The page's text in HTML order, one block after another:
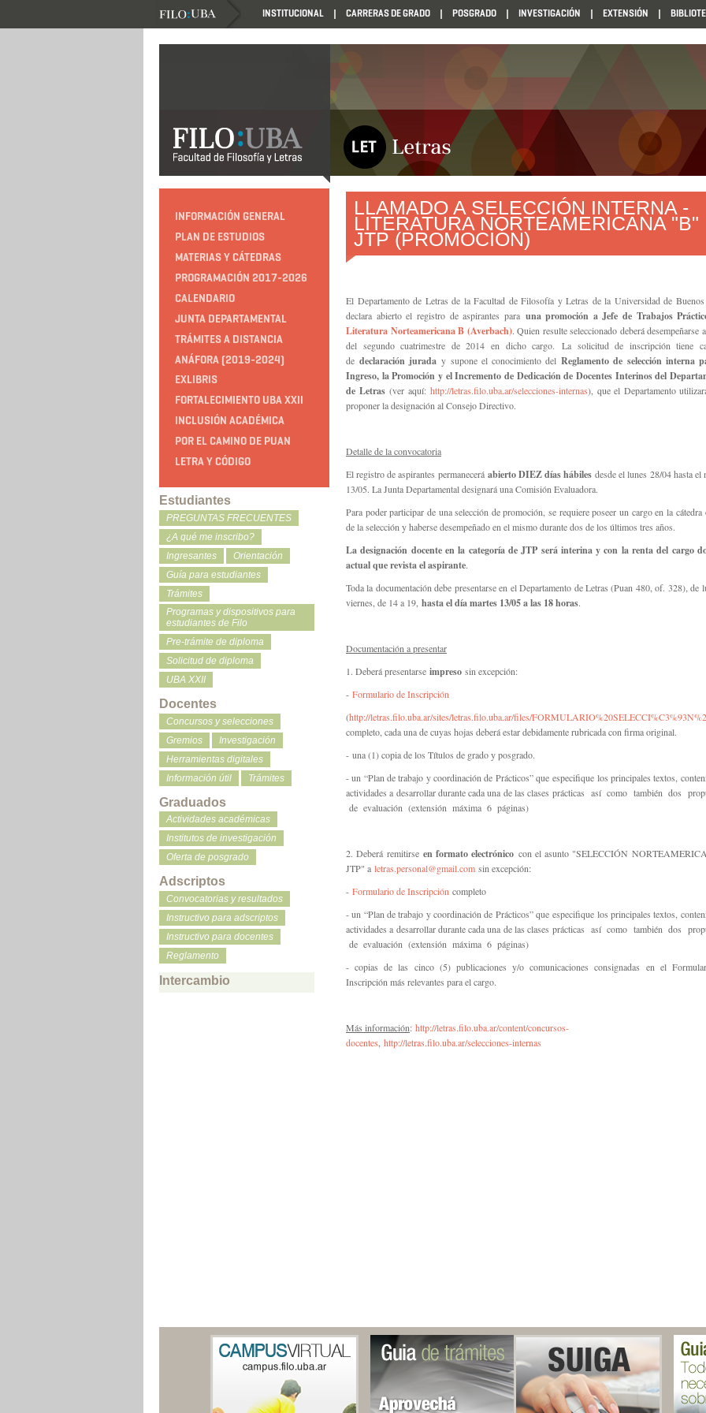
INSTITUCIONAL CARRERAS DE GRADO POSGRADO INVESTIGACIÓN EXTENSIÓN
INFORMACIÓN GENERAL
PLAN DE ESTUDIOS
MATERIAS Y CÁTEDRAS
PROGRAMACIÓN 2017-2026
CALENDARIO
JUNTA DEPARTAMENTAL
TRÁMITES A DISTANCIA
ANÁFORA (2019-2024)
EXLIBRIS
FORTALECIMIENTO UBA XXII
INCLUSIÓN ACADÉMICA
POR EL CAMINO DE PUAN
LETRA Y CÓDIGO
Estudiantes
PREGUNTAS FRECUENTES
¿A qué me inscribo?
Ingresantes
Orientación
Guía para estudiantes
Trámites
Programas y dispositivos para
estudiantes de Filo
Pre-trámite de diploma
Solicitud de diploma
UBA XXII
Docentes
Concursos y selecciones
Gremios
Investigación
Herramientas digitales
Información útil
Trámites
Graduados
Actividades académicas
Institutos de investigación
Oferta de posgrado
Adscriptos
Convocatorias y resultados
Instructivo para adscriptos
Instructivo para docentes
Reglamento
Intercambio
LLAMADO A SELECCIÓN INTERNA -
LITERATURA NORTEAMERICANA "B"
JTP (PROMOCIÓN)
El Departamento de Letras de la Facultad de Filosofía y Letras de la Universidad de
declara abierto el registro de aspirantes para una promoción a Jefe de Trabajos
Literatura Norteamericana B (Averbach). Quien resulte seleccionado deberá desempeñarse
del segundo cuatrimestre de 2014 en dicho cargo. La solicitud de inscripción tiene
dedeclaración jurada y supone el conocimiento delReglamento de selección interna
Ingreso, la Promoción y el Incremento de Dedicación de Docentes Interinos del
de Letras(ver aquí:http://letras.filo.uba.ar/selecciones-internas), que el Departamento
proponer la designación al Consejo Directivo.
Detalle de la convocatoria
El registro de aspirantes permanecerá abierto DIEZ días hábiles desde el lunes 28/04 hasta el
13/05. La Junta Departamental designará una Comisión Evaluadora.
Para poder participar de una selección de promoción, se requiere poseer un cargo en lacátedra
de la selección y haberse desempeñado en el mismo durante dos de los últimos tres años.
La designación docente en la categoría de JTP será interina y con la renta del cargo
actual que revista el aspirante.
Toda la documentación debe presentarse en el Departamento de Letras (Puan 480, of. 328), de
viernes, de 14 a 19, hasta el día martes 13/05 a las 18 horas.
Documentación a presentar
1. Deberá presentarse impreso sin excepción:
- Formulario de Inscripción
(http://letras.filo.uba.ar/sites/letras.filo.uba.ar/files/
completo, cada una de cuyas hojas deberá estar debidamente rubricada con firma original.
- una (1) copia de los Títulos de grado y posgrado.
- un “Plan de trabajo y coordinación de Prácticos” queespecifique los principales textos,
actividades a desarrollar durante cada una de las clasesprácticas así como también dos
de evaluación (extensión máxima 6 páginas)
2. Deberá remitirse en formato electrónico con el asunto "SELECCIÓN
JTP" a letras.personal@gmail.com sin excepción:
- Formulario de Inscripción completo
- un “Plan de trabajo y coordinación de Prácticos” queespecifique los principales textos,
actividades a desarrollar durante cada una de las clasesprácticas así como también dos
de evaluación (extensión máxima 6 páginas)
- copias de las cinco (5) publicaciones y/o comunicaciones consignadas en el
Inscripción más relevantes para el cargo.
Más información: http://letras.filo.uba.ar/content/concursos-
docentes http://letras.filo.uba.ar/selecciones-internas